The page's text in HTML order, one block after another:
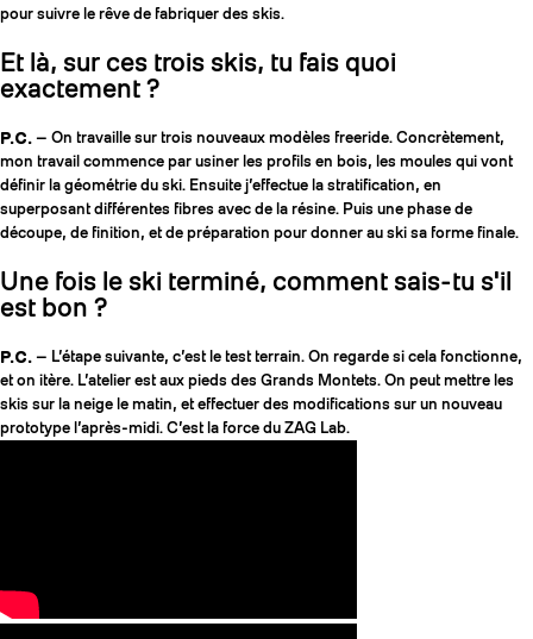
pour suivre le rêve de fabriquer des skis.
Et là, sur ces trois skis, tu fais quoi
exactement ?
P.C. — On travaille sur trois nouveaux modèles freeride. Concrètement,
mon travail commence par usiner les profils en bois, les moules qui vont
définir la géométrie du ski. Ensuite j’effectue la stratification, en
superposant différentes fibres avec de la résine. Puis une phase de
découpe, de finition, et de préparation pour donner au ski sa forme finale.
Une fois le ski terminé, comment sais-tu s'il
est bon ?
P.C. — L’étape suivante, c’est le test terrain. On regarde si cela fonctionne,
et on itère. L’atelier est aux pieds des Grands Montets. On peut mettre les
skis sur la neige le matin, et effectuer des modifications sur un nouveau
prototype l’après-midi. C’est la force du ZAG Lab.